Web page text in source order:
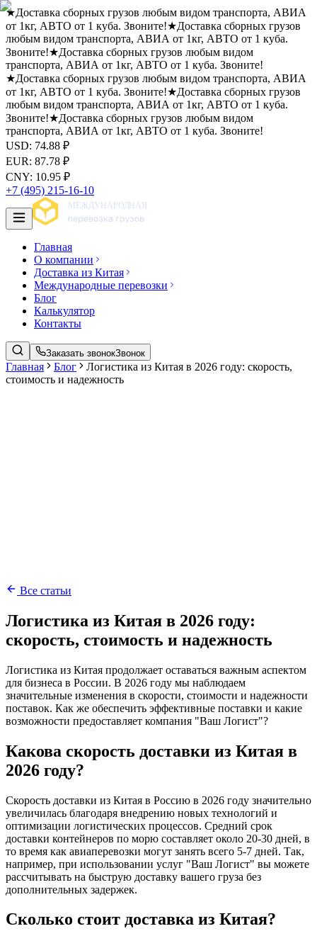
★Доставка сборных грузов любым видом транспорта, АВИА
от 1кг, АВТО от 1 куба. Звоните!★Доставка сборных грузов
любым видом транспорта, АВИА от 1кг, АВТО от 1 куба.
Звоните!★Доставка сборных грузов любым видом
транспорта, АВИА от 1кг, АВТО от 1 куба. Звоните!
★Доставка сборных грузов любым видом транспорта, АВИА
от 1кг, АВТО от 1 куба. Звоните!★Доставка сборных грузов
любым видом транспорта, АВИА от 1кг, АВТО от 1 куба.
Звоните!★Доставка сборных грузов любым видом
транспорта, АВИА от 1кг, АВТО от 1 куба. Звоните!
USD: 74.88 ₽
EUR: 87.78 ₽
CNY: 10.95 ₽
+7 (495) 215-16-10
Главная
О компании
Доставка из Китая
Международные перевозки
Блог
Калькулятор
Контакты
Заказать звонокЗвонок
Главная Блог
Логистика из Китая в 2026 году: скорость,
стоимость и надежность
Все статьи
Логистика из Китая в 2026 году:
скорость, стоимость и надежность
Логистика из Китая продолжает оставаться важным аспектом
для бизнеса в России. В 2026 году мы наблюдаем
значительные изменения в скорости, стоимости и надежности
поставок. Как же обеспечить эффективные поставки и какие
возможности предоставляет компания "Ваш Логист"?
Какова скорость доставки из Китая в
2026 году?
Скорость доставки из Китая в Россию в 2026 году значительно
увеличилась благодаря внедрению новых технологий и
оптимизации логистических процессов. Средний срок
доставки контейнеров по морю составляет около 20-30 дней, в
то время как авиаперевозки могут занять всего 5-7 дней. Так,
например, при использовании услуг "Ваш Логист" вы можете
рассчитывать на быструю доставку вашего груза без
дополнительных задержек.
Сколько стоит доставка из Китая?